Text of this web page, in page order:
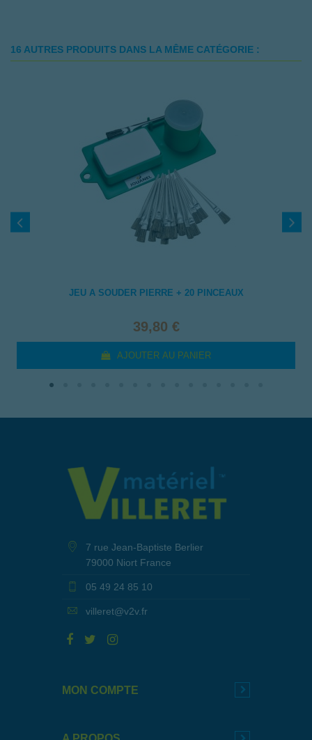
16 AUTRES PRODUITS DANS LA MÊME CATÉGORIE :
JEU A SOUDER PIERRE + 20 PINCEAUX
39,80 €
AJOUTER AU PANIER
7 rue Jean-Baptiste Berlier
79000 Niort France
05 49 24 85 10
villeret@v2v.fr
MON COMPTE